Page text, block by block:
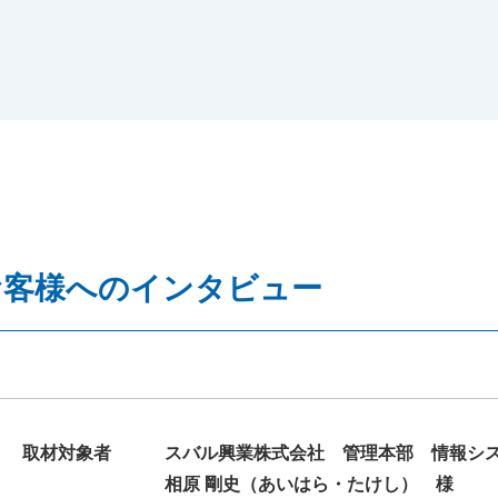
様へのインタビュー
取材対象者 スバル興業株式会社 管理本部 情報シ
相原 剛史（あいはら・たけし） 様